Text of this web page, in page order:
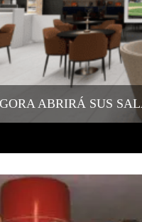
ABRIRÁ SUS